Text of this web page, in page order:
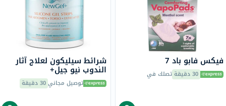
فيكس فابو باد 7
30 دقيقة تصلك في
شرائط سيليكون لعلاج آثار
الندوب نيو جيل+
توصيل مجاني30 دقيقة